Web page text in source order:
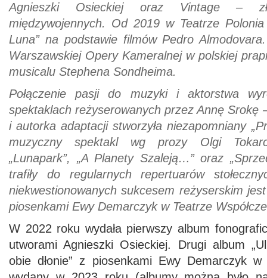
Agnieszki Osieckiej oraz Vintage –
międzywojennych. Od 2019 w Teatrze
Luna” na podstawie filmów Pedro
Warszawskiej Opery Kameralnej w polskiej
musicalu Stephena Sondheima.
Połączenie pasji do muzyki i aktorstwa
spektaklach reżyserowanych przez Annę Srokę
i autorka adaptacji stworzyła niezapomniany
muzyczny spektakl wg prozy Olgi
„Lunapark”, „A Planety Szaleją…” oraz
trafiły do regularnych repertuarów
niekwestionowanych sukcesem reżyserskim
piosenkami Ewy Demarczyk w Teatrze
W 2022 roku wydała pierwszy album
utworami Agnieszki Osieckiej. Drugi album
obie dłonie” z piosenkami Ewy Demarczyk w